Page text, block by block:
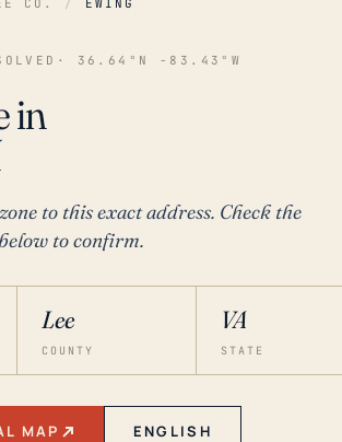
CO. / EWING
· 36.64°N -83.43°W
in
to this exact address. Check the
to confirm.
Lee
COUNTY
VA
STATE
MAP ENGLISH